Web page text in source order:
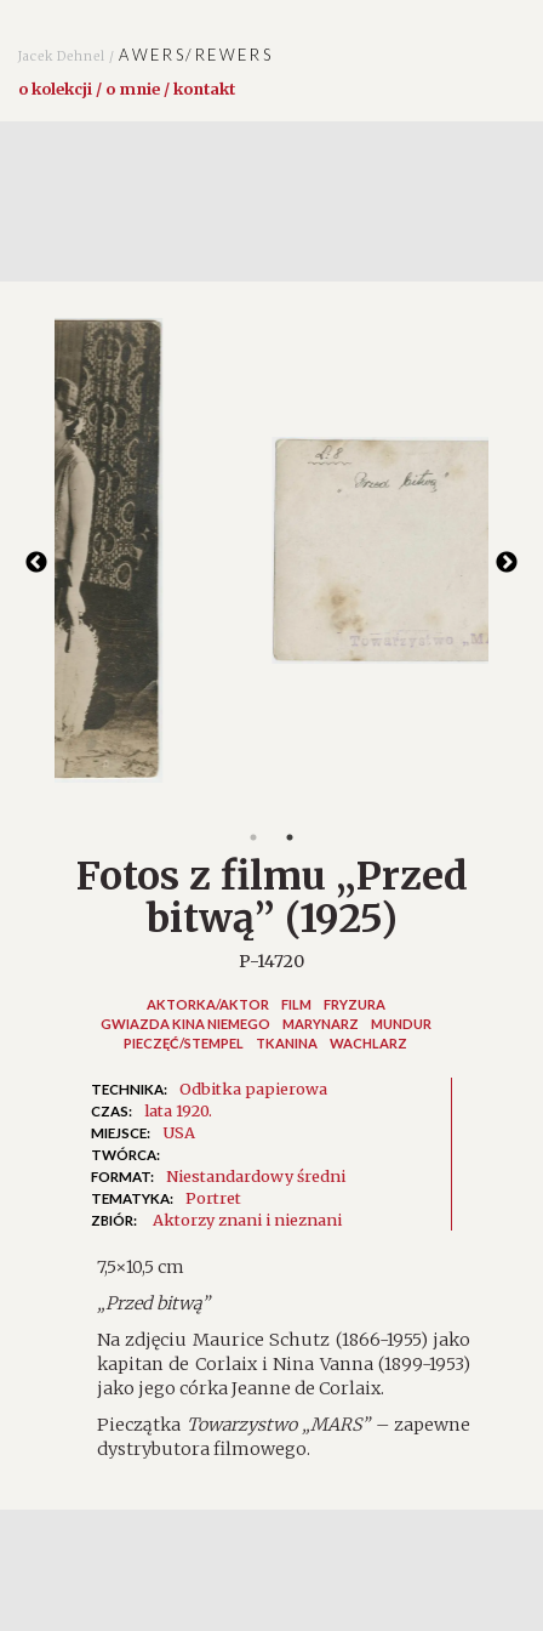
Jacek Dehnel /AWERS/REWERS
o kolekcji / o mnie / kontakt
Fotos z filmu „Przed
bitwą” (1925)
P-14720
AKTORKA/AKTOR FILM
FRYZURA
GWIAZDA KINA NIEMEGO
MARYNARZ
MUNDUR
PIECZĘĆ/STEMPEL
TKANINA WACHLARZ
TECHNIKA: Odbitka papierowa
CZAS: lata 1920.
MIEJSCE: USA
TWÓRCA:
FORMAT:
Niestandardowy średni
TEMATYKA: Portret
ZBIÓR: Aktorzy znani i nieznani
7,5×10,5 cm
„Przed bitwą”
Na zdjęciu Maurice Schutz (1866-1955) jako
kapitan de Corlaix i Nina Vanna (1899-1953)
jako jego córka Jeanne de Corlaix.
Pieczątka Towarzystwo „MARS” – zapewne
dystrybutora filmowego.